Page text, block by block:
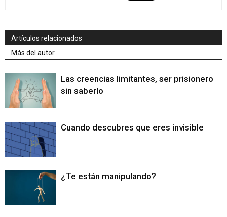
Artículos relacionados
Más del autor
Las creencias limitantes, ser prisionero
sin saberlo
Cuando descubres que eres invisible
¿Te están manipulando?